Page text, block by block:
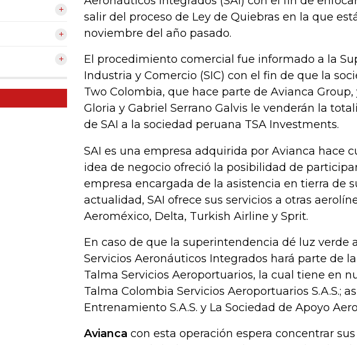
salir del proceso de Ley de Quiebras en la que
noviembre del año pasado.
El procedimiento comercial fue informado a la
Industria y Comercio (SIC) con el fin de que la
Two Colombia, que hace parte de Avianca
Gloria y Gabriel Serrano Galvis le venderán la
de SAI a la sociedad peruana TSA Investments.
SAI es una empresa adquirida por Avianca hace
idea de negocio ofreció la posibilidad de
empresa encargada de la asistencia en tierra de
actualidad, SAI ofrece sus servicios a otras
Aeroméxico, Delta, Turkish Airline y Sprit.
En caso de que la superintendencia dé luz verde
Servicios Aeronáuticos Integrados hará parte de
Talma Servicios Aeroportuarios, la cual tiene en
Talma Colombia Servicios Aeroportuarios S.A.S.;
Entrenamiento S.A.S. y La Sociedad de Apoyo
Avianca con esta operación espera concentrar